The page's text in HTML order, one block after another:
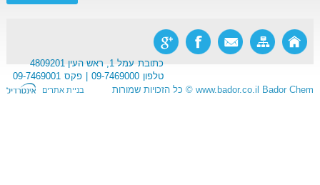
כתובת עמל 1, ראש העין 4809201
טלפון 09-7469000 פקס 09-7469001
Bador Chem
www.bador.co.il
© כל הזכויות שמורות בניית אתרים